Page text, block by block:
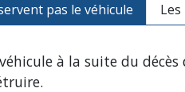
pas le véhicule
à la suite du